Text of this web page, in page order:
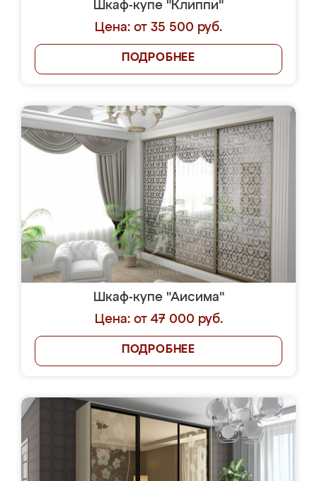
Шкаф-купе "Клиппи"
Цена: от 35 500 руб.
ПОДРОБНЕЕ
Шкаф-купе "Аисима"
Цена: от 47 000 руб.
ПОДРОБНЕЕ